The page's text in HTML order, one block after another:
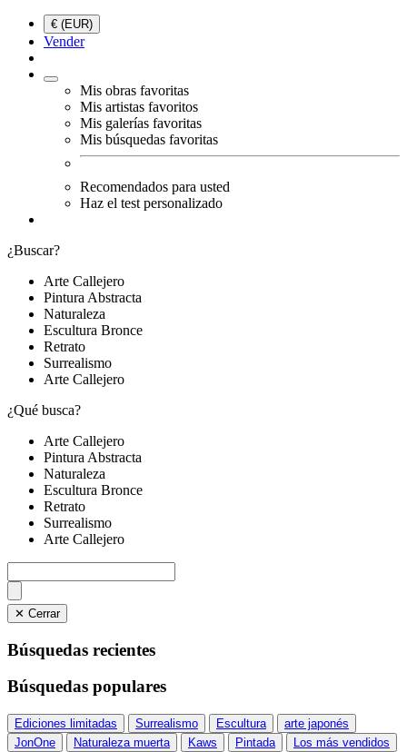
€ (EUR)
Vender
Mis obras favoritas
Mis artistas favoritos
Mis galerías favoritas
Mis búsquedas favoritas
Recomendados para usted
Haz el test personalizado
¿Buscar?
Arte Callejero
Pintura Abstracta
Naturaleza
Escultura Bronce
Retrato
Surrealismo
Arte Callejero
¿Qué busca?
Arte Callejero
Pintura Abstracta
Naturaleza
Escultura Bronce
Retrato
Surrealismo
Arte Callejero
✕ Cerrar
Búsquedas recientes
Búsquedas populares
Ediciones limitadas Surrealismo Escultura
arte japonés
JonOne
Naturaleza muerta Kaws Pintada Los más vendidos